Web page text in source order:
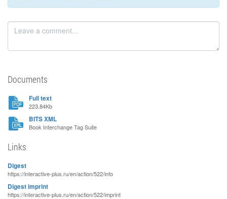
Documents
Full text
223.84Kb
BITS XML
Book Interchange Tag Suite
Links
Digest
https://interactive-plus.ru/en/action/522/info
Digest imprint
https://interactive-plus.ru/en/action/522/imprint